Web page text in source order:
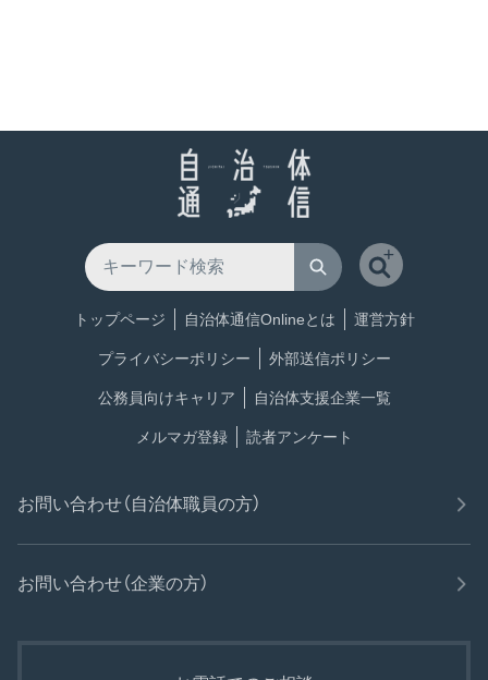
トップページ 自治体通信Onlineとは 運営方針
プライバシーポリシー 外部送信ポリシー
公務員向けキャリア 自治体支援企業一覧
メルマガ登録 読者アンケート
お問い合わせ（自治体職員の方）
お問い合わせ（企業の方）